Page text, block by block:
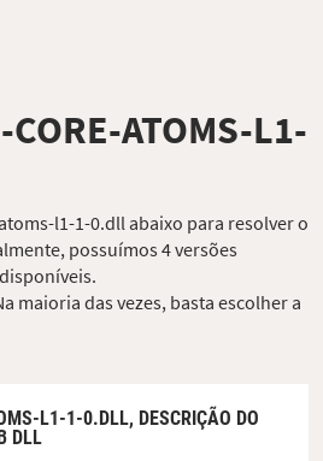
ATOMS-L1-
l1-1-0.dll abaixo para resolver o
possuímos 4 versões
maioria das vezes, basta escolher a
L1-1-0.DLL, DESCRIÇÃO DO
DLL